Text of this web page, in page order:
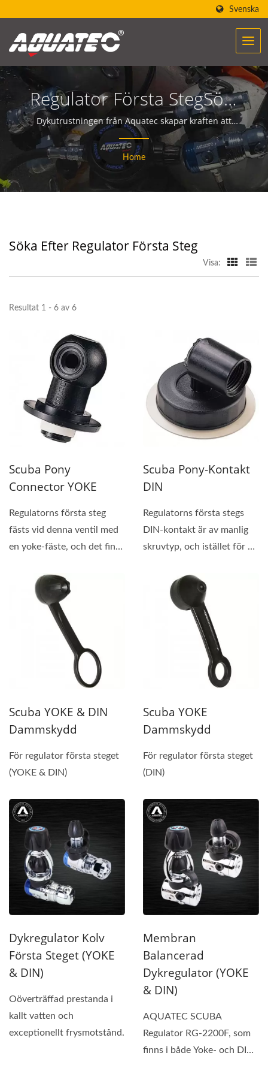
Svenska
Regulator Första StegSökt
| Över 40 Års Tillverkare
Av Dykutrustning Och -
Utrustning | SCUBA
AQUATEC
Dykutrustningen från Aquatec skapar kraften att
hjälpa människor att möta och kommunicera med
havet.
Home
Söka Efter Regulator Första Steg
Visa:
Resultat 1 - 6 av 6
Scuba Pony
Connector YOKE
Regulatorns första steg
fästs vid denna ventil med
en yoke-fäste, och det finns
Scuba Pony-Kontakt
DIN
Regulatorns första stegs
DIN-kontakt är av manlig
skruvtyp, och istället för att
Scuba YOKE & DIN
Dammskydd
För regulator första steget
(YOKE & DIN)
Scuba YOKE
Dammskydd
För regulator första steget
(DIN)
Dykregulator Kolv
Första Steget (YOKE
& DIN)
Oöverträffad prestanda i
kallt vatten och
exceptionellt frysmotstånd.
Membran
Balancerad
Dykregulator (YOKE
& DIN)
AQUATEC SCUBA
Regulator RG-2200F, som
finns i både Yoke- och DIN-